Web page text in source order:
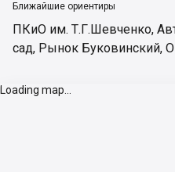
Ближайшие ориентиры
ПКиО им. Т.Г.Шевченко,
сад, Рынок Буковинский,
Loading map...